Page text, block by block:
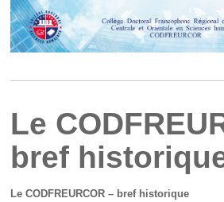
Le
bref
Le CODFREURCOR – bref historique